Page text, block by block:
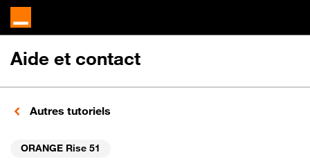
Aide et contact
Autres tutoriels
ORANGE Rise 51